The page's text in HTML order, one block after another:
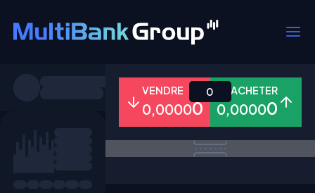
Tous Forex Métaux Actions
VENDRE
0,00000
ACHETER
0,00000
0